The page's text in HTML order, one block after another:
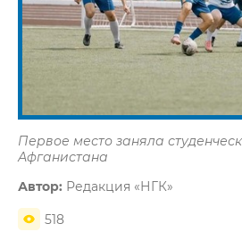
Первое место заняла
Афганистана
Автор: Редакция «НГК»
518